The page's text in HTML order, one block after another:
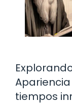
tiempos